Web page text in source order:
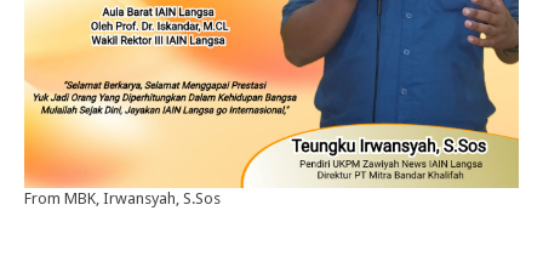
From MBK, Irwansyah, S.Sos